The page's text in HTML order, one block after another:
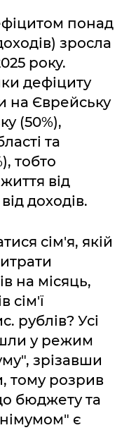
понад
зросла
року.
дефіциту
на Єврейську
(50%),
та
тобто
від
доходів.
сім'я, якій
на місяць,
сім'ї
рублів? Усі
у режим
зрізавши
тому розрив
бюджету та
є